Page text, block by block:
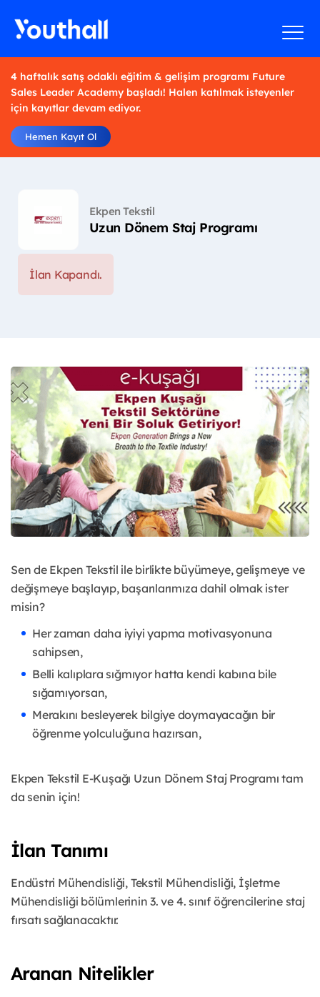
4 haftalık satış odaklı eğitim & gelişim programı Future
Sales Leader Academy başladı! Halen katılmak isteyenler
için kayıtlar devam ediyor.
Hemen Kayıt Ol
Ekpen Tekstil
Uzun Dönem Staj Programı
İlan Kapandı.
Sen de Ekpen Tekstil ile birlikte büyümeye, gelişmeye ve
değişmeye başlayıp, başarılarımıza dahil olmak ister
misin?
Her zaman daha iyiyi yapma motivasyonuna
sahipsen,
Belli kalıplara sığmıyor hatta kendi kabına bile
sığamıyorsan,
Merakını besleyerek bilgiye doymayacağın bir
öğrenme yolculuğuna hazırsan,
Ekpen Tekstil E-Kuşağı Uzun Dönem Staj Programı tam
da senin için!
İlan Tanımı
Endüstri Mühendisliği, Tekstil Mühendisliği, İşletme
Mühendisliği bölümlerinin 3. ve 4. sınıf öğrencilerine staj
fırsatı sağlanacaktır.
Aranan Nitelikler